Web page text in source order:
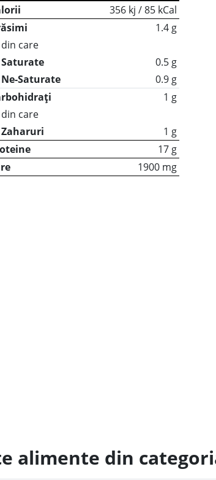
356 kj / 85 kCal
1.4 g
din care
Saturate
0.5 g
Ne-Saturate
0.9 g
1 g
din care
Zaharuri
1 g
17 g
1900 mg
alimente din